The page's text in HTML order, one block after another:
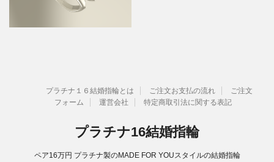
プラチナ１６結婚指輪とは ご注文お支払の流れ
ご注文
フォーム
運営会社 特定商取引法に関する表記
プラチナ16結婚指輪
ペア16万円 プラチナ製のMADE FOR YOUスタイルの結婚指輪